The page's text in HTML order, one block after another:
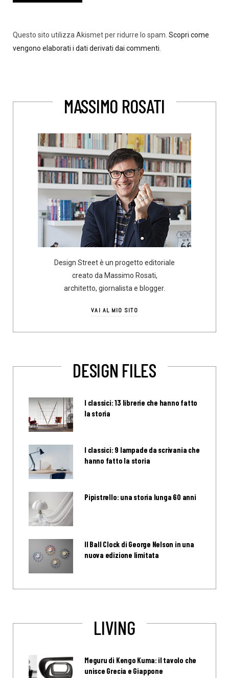
Questo sito utilizza Akismet per ridurre lo spam. Scopri come
vengono elaborati i dati derivati dai commenti.
MASSIMO ROSATI
Design Street è un progetto editoriale
creato da Massimo Rosati,
architetto, giornalista e blogger.
VAI AL MIO SITO
DESIGN FILES
I classici: 13 librerie che hanno fatto
la storia
I classici: 9 lampade da scrivania che
hanno fatto la storia
Pipistrello: una storia lunga 60 anni
Il Ball Clock di George Nelson in una
nuova edizione limitata
LIVING
Meguru di Kengo Kuma: il tavolo che
unisce Grecia e Giappone